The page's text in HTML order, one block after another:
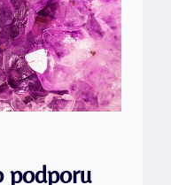
podporu